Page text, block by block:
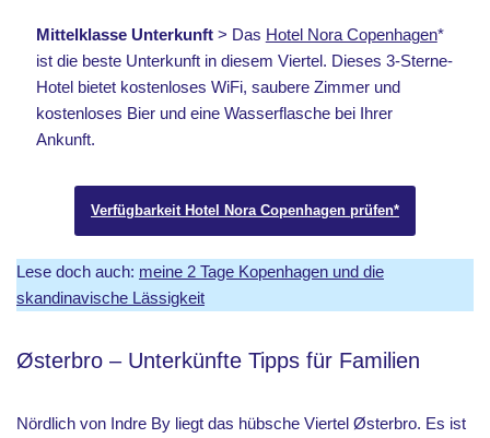
Mittelklasse Unterkunft> Das Hotel Nora Copenhagen*
ist die beste Unterkunft in diesem Viertel. Dieses 3-Sterne-
Hotel bietet kostenloses WiFi, saubere Zimmer und
kostenloses Bier und eine Wasserflasche bei Ihrer
Ankunft.
Verfügbarkeit Hotel Nora Copenhagen prüfen*
Lese doch auch: meine 2 Tage Kopenhagen und die
skandinavische Lässigkeit
Østerbro – Unterkünfte Tipps für Familien
Nördlich von Indre By liegt das hübsche Viertel Østerbro. Es ist